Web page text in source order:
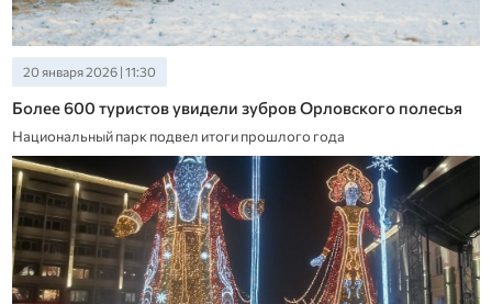
20 января 2026 | 11:30
Более 600 туристов увидели зубров Орловского полесья
Национальный парк подвел итоги прошлого года